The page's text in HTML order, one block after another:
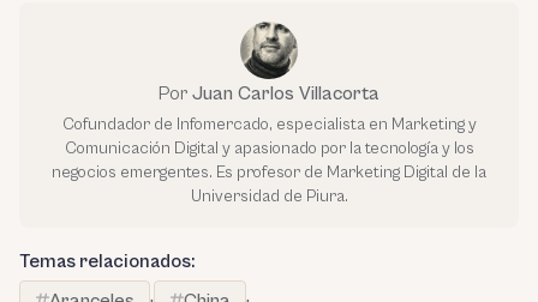
Por Juan Carlos Villacorta
Cofundador de Infomercado, especialista en Marketing y
Comunicación Digital y apasionado por la tecnología y los
negocios emergentes. Es profesor de Marketing Digital de la
Universidad de Piura.
Temas relacionados: